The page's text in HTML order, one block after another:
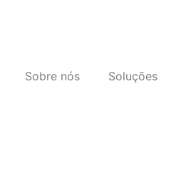
Sobre nós Soluções